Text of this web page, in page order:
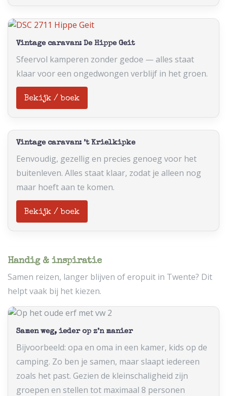
Vintage caravan: De Hippe Geit
Sfeervol kamperen zonder gedoe — alles staat
klaar voor een ongedwongen verblijf in het groen.
Bekijk / boek
Vintage caravan: ’t Krielkipke
Eenvoudig, gezellig en precies genoeg voor het
buitenleven. Alles staat klaar, zodat je alleen nog
maar hoeft aan te komen.
Bekijk / boek
Handig & inspiratie
Samen reizen, langer blijven of eropuit in Twente? Dit
helpt vaak bij het kiezen.
Samen weg, ieder op z’n manier
Bijvoorbeeld: opa en oma in een kamer, kids op de
camping. Zo ben je samen, maar slaapt iedereen
zoals het past. Gezien de kleinschaligheid zijn
groepen en stellen tot maximaal 8 personen